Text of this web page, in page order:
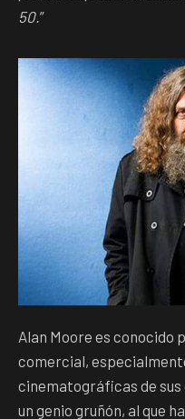
50.”
Alan Moore es conocido
comercial,
cinematográficas de sus
un genio gruñón, al que